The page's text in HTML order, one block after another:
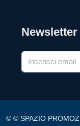
Newsletter
© © SPAZIO